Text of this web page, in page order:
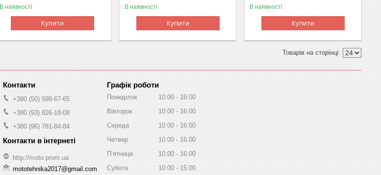
В наявності
Купити
В наявності
Купити
В наявності
Купити
+380 (50) 598-67-65
+380 (93) 826-18-08
+380 (96) 781-84-84
http://moto.prom.ua
mototehnika2017@gmail.com
Графік роботи
Понеділок 10:00
16:00
Вівторок
10:00
16:00
Середа
10:00
16:00
Четвер
10:00
16:00
Пʼятниця
10:00
16:00
Субота
10:00 15:00